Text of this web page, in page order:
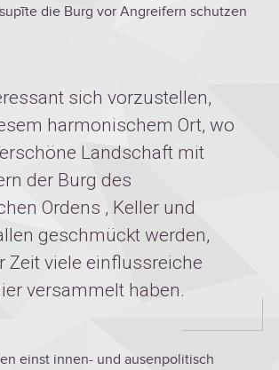
die Burg vor Angreifern schutzen
sich vorzustellen,
harmonischem Ort, wo
Landschaft mit
der Burg des
Ordens , Keller und
geschmückt werden,
Zeit viele einflussreiche
versammelt haben.
einst innen- und ausenpolitisch